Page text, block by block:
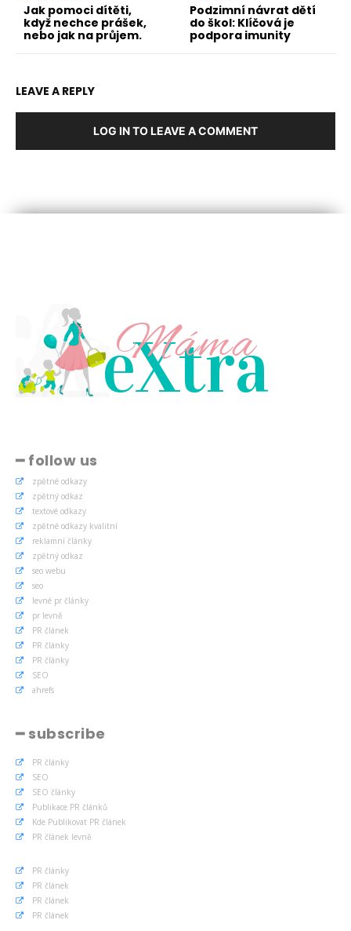
Jak pomoci dítěti,
když nechce prášek,
nebo jak na průjem.
Podzimní návrat dětí
do škol: Klíčová je
podpora imunity
LEAVE A REPLY
LOG IN TO LEAVE A COMMENT
eXtra
Máma
━ follow us
zpětné odkazy
zpětný odkaz
textové odkazy
zpětné odkazy kvalitní
reklamní články
zpětný odkaz
seo webu
seo
levné pr články
pr levně
PR článek
PR články
PR články
SEO
ahrefs
━ subscribe
PR články
SEO
SEO články
Publikace PR článků
Kde Publikovat PR článek
PR článek levně
PR články
PR článek
PR článek
PR článek